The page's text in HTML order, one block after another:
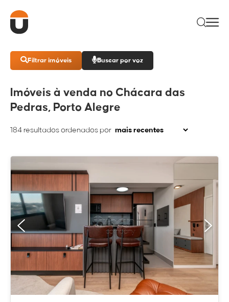
Filtrar imóveis Buscar por voz
Imóveis à venda no Chácara das
Pedras, Porto Alegre
184resultados ordenados por